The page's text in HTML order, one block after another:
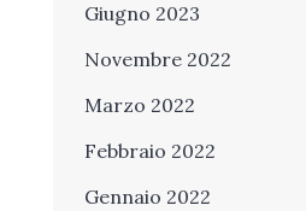
Giugno 2023
Novembre 2022
Marzo 2022
Febbraio 2022
Gennaio 2022